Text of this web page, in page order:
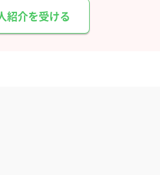
紹介を受ける